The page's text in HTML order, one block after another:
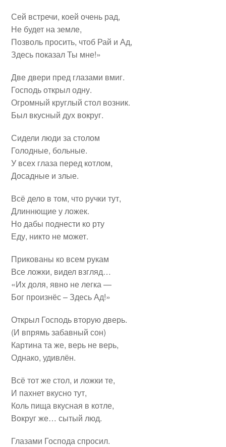
Сей встречи, коей очень рад,
Не будет на земле,
Позволь просить, чтоб Рай и Ад,
Здесь показал Ты мне!»
Две двери пред глазами вмиг.
Господь открыл одну.
Огромный круглый стол возник.
Был вкусный дух вокруг.
Сидели люди за столом
Голодные, больные.
У всех глаза перед котлом,
Досадные и злые.
Всё дело в том, что ручки тут,
Длиннющие у ложек.
Но дабы поднести ко рту
Еду, никто не может.
Прикованы ко всем рукам
Все ложки, видел взгляд…
«Их доля, явно не легка —
Бог произнёс – Здесь Ад!»
Открыл Господь вторую дверь.
(И впрямь забавный сон)
Картина та же, верь не верь,
Однако, удивлён.
Всё тот же стол, и ложки те,
И пахнет вкусно тут,
Коль пища вкусная в котле,
Вокруг же… сытый люд.
Глазами Господа спросил.